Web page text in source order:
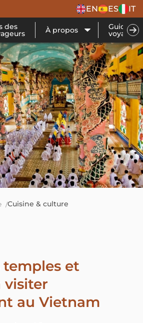
EN ES IT
des À propos Guide de
voyage
Cuisine & culture
temples et
visiter
au Vietnam